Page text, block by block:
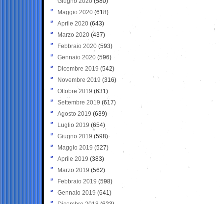
Maggio 2020 (618)
Aprile 2020 (643)
Marzo 2020 (437)
Febbraio 2020 (593)
Gennaio 2020 (596)
Dicembre 2019 (542)
Novembre 2019 (316)
Ottobre 2019 (631)
Settembre 2019 (617)
Agosto 2019 (639)
Luglio 2019 (654)
Giugno 2019 (598)
Maggio 2019 (527)
Aprile 2019 (383)
Marzo 2019 (562)
Febbraio 2019 (598)
Gennaio 2019 (641)